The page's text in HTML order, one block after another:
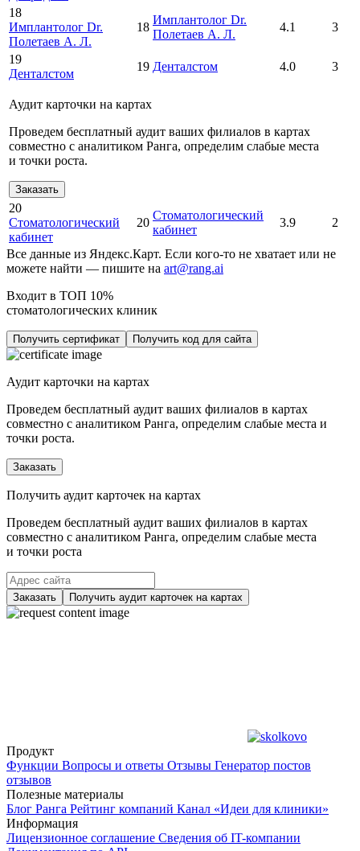
18
Имплантолог Dr.
Полетаев А. Л.
18
Имплантолог Dr.
Полетаев А. Л.
4.1 3
19
Денталстом
19 Денталстом 4.0 3
Аудит карточки на картах
Проведем бесплатный аудит ваших филиалов в картах
совместно с аналитиком Ранга, определим слабые места
и точки роста.
Заказать
20
Стоматологический
кабинет
20
Стоматологический
кабинет
3.9 2
Все данные из Яндекс.Карт. Если кого-то не хватает или не
можете найти — пишите на art@rang.ai
Входит в ТОП 10%
стоматологических клиник
Получить сертификат Получить код для сайта
Аудит карточки на картах
Проведем бесплатный аудит ваших филиалов в картах
совместно с аналитиком Ранга, определим слабые места и
точки роста.
Заказать
Получить аудит карточек на картах
Проведем бесплатный аудит ваших филиалов в картах
совместно с аналитиком Ранга, определим слабые места
и точки роста
Заказать Получить аудит карточек на картах
Продукт
Функции Вопросы и ответы Отзывы Генератор постов
отзывов
Полезные материалы
Блог Ранга Рейтинг компаний Канал «Идеи для клиники»
Информация
Лицензионное соглашение Сведения об IT-компании